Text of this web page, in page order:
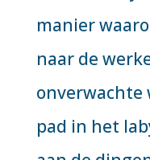
manier
naar de
onverwachte
pad in het